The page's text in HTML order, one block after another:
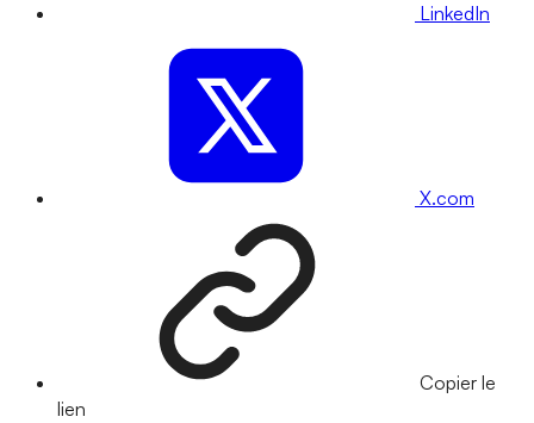
LinkedIn
X.com
Copier le
lien